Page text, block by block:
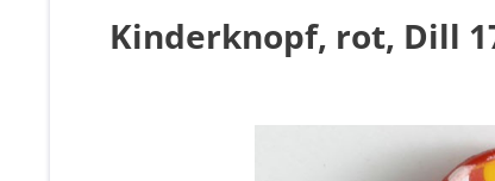
Kinderknopf, rot, Dill